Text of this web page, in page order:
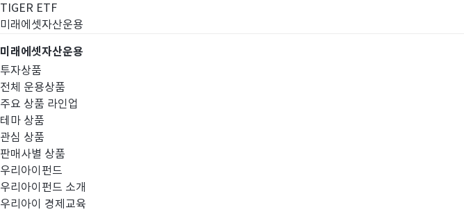
TIGER ETF
미래에셋자산운용
미래에셋자산운용
투자상품
전체 운용상품
주요 상품 라인업
테마 상품
관심 상품
판매사별 상품
우리아이펀드
우리아이펀드 소개
우리아이 경제교육